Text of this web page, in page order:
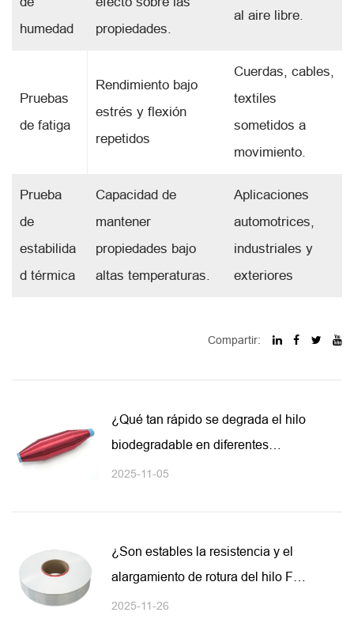
humedad
propiedades.
al aire libre.
Pruebas
de fatiga
Rendimiento bajo
estrés y flexión
repetidos
Cuerdas, cables,
textiles
sometidos a
movimiento.
Prueba
de
estabilida
d térmica
Capacidad de
mantener
propiedades bajo
altas temperaturas.
Aplicaciones
automotrices,
industriales y
exteriores
Compartir:
¿Qué tan rápido se degrada el hilo
biodegradable en diferentes
condiciones ambientales?
2025-11-05
¿Son estables la resistencia y el
alargamiento de rotura del hilo FDY
de bajo punto de fusión?
2025-11-26